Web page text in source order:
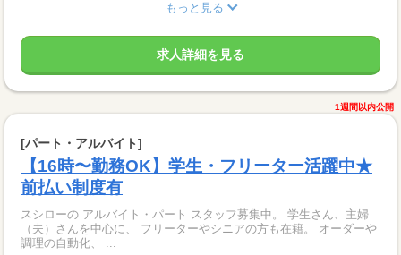
もっと見る
求人詳細を見る
1週間以内公開
[パート・アルバイト]
【16時〜勤務OK】学生・フリーター活躍中★
前払い制度有
スシローの アルバイト・パート スタッフ募集中。 学生さん、主婦
（夫）さんを中心に、 フリーターやシニアの方も在籍。 オーダーや
調理の自動化、 ...